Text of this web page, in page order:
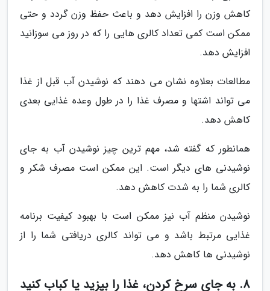
کاهش وزن را افزایش دهد و باعث حفظ وزن گردد و حتی
ممکن است کمی تعداد کالری هایی را که در روز می سوزانید
افزایش دهد.
مطالعات بعلاوه نشان می دهند که نوشیدن آب قبل از غذا
می تواند اشتها و مصرف غذا را در طول وعده غذایی بعدی
کاهش دهد.
همانطور که گفته شد، مهم ترین چیز نوشیدن آب به جای
نوشیدنی های دیگر است. این ممکن است مصرف شکر و
کالری شما را به شدت کاهش دهد.
نوشیدن منظم آب نیز ممکن است با بهبود کیفیت برنامه
غذایی مرتبط باشد و می تواند کالری دریافتی شما را از
نوشیدنی ها کاهش دهد.
8. به جای سرخ کردن، غذا را بپزید یا کباب کنید